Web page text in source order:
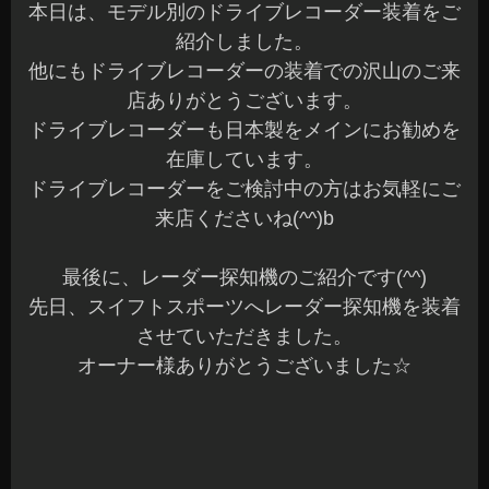
本日は、モデル別のドライブレコーダー装着をご
紹介しました。
他にもドライブレコーダーの装着での沢山のご来
店ありがとうございます。
ドライブレコーダーも日本製をメインにお勧めを
在庫しています。
ドライブレコーダーをご検討中の方はお気軽にご
来店くださいね(^^)b
最後に、レーダー探知機のご紹介です(^^)
先日、スイフトスポーツへレーダー探知機を装着
させていただきました。
オーナー様ありがとうございました☆